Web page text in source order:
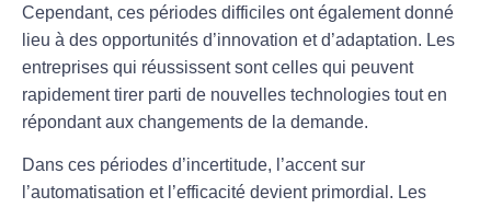
Cependant, ces périodes difficiles ont également donné
lieu à des opportunités d’innovation et d’adaptation. Les
entreprises qui réussissent sont celles qui peuvent
rapidement tirer parti de nouvelles technologies tout en
répondant aux changements de la demande.
Dans ces périodes d’incertitude, l’accent sur
l’automatisation et l’efficacité devient primordial. Les